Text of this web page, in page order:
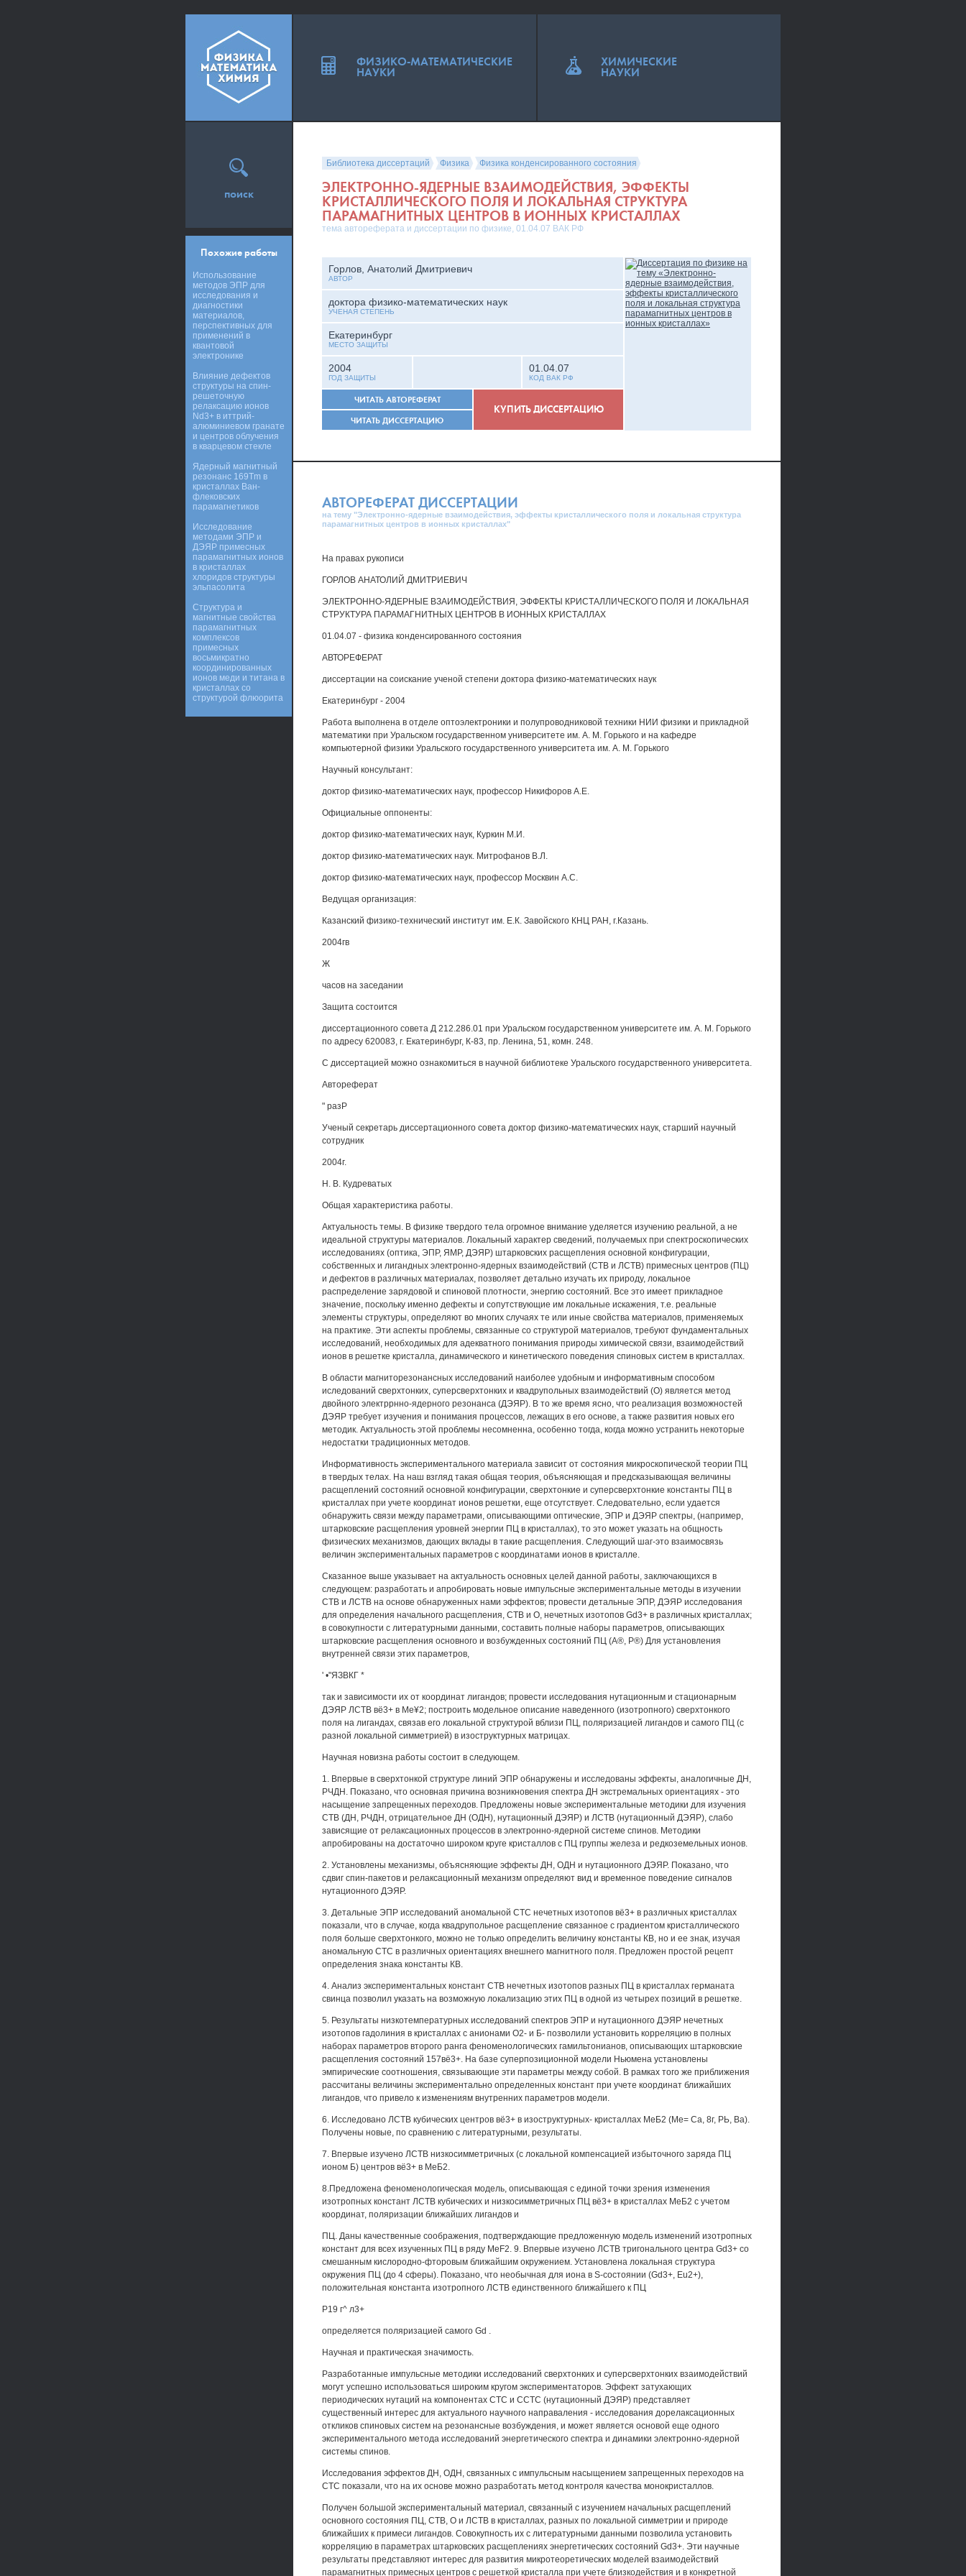
Библиотека диссертаций Физика Физика конденсированного состояния
ЭЛЕКТРОННО-ЯДЕРНЫЕ ВЗАИМОДЕЙСТВИЯ, ЭФФЕКТЫ
КРИСТАЛЛИЧЕСКОГО ПОЛЯ И ЛОКАЛЬНАЯ СТРУКТУРА
ПАРАМАГНИТНЫХ ЦЕНТРОВ В ИОННЫХ КРИСТАЛЛАХ
тема автореферата и диссертации по физике, 01.04.07 ВАК РФ
Горлов, Анатолий Дмитриевич
АВТОР
доктора физико-математических наук
УЧЕНАЯ СТЕПЕНЬ
Екатеринбург
МЕСТО ЗАЩИТЫ
2004
ГОД ЗАЩИТЫ
01.04.07
КОД ВАК РФ
ЧИТАТЬ АВТОРЕФЕРАТ
ЧИТАТЬ ДИССЕРТАЦИЮ
КУПИТЬ ДИССЕРТАЦИЮ
АВТОРЕФЕРАТ ДИССЕРТАЦИИ
на тему "Электронно-ядерные взаимодействия, эффекты кристаллического поля и локальная структура
парамагнитных центров в ионных кристаллах"
На правах рукописи
ГОРЛОВ АНАТОЛИЙ ДМИТРИЕВИЧ
ЭЛЕКТРОННО-ЯДЕРНЫЕ ВЗАИМОДЕЙСТВИЯ, ЭФФЕКТЫ КРИСТАЛЛИЧЕСКОГО ПОЛЯ И ЛОКАЛЬНАЯ
СТРУКТУРА ПАРАМАГНИТНЫХ ЦЕНТРОВ В ИОННЫХ КРИСТАЛЛАХ
01.04.07 - физика конденсированного состояния
АВТОРЕФЕРАТ
диссертации на соискание ученой степени доктора физико-математических наук
Екатеринбург - 2004
Работа выполнена в отделе оптоэлектроники и полупроводниковой техники НИИ физики и прикладной
математики при Уральском государственном университете им. А. М. Горького и на кафедре
компьютерной физики Уральского государственного университета им. А. М. Горького
Научный консультант:
доктор физико-математических наук, профессор Никифоров А.Е.
Официальные оппоненты:
доктор физико-математических наук, Куркин М.И.
доктор физико-математических наук. Митрофанов В.Л.
доктор физико-математических наук, профессор Москвин А.С.
Ведущая организация:
Казанский физико-технический институт им. Е.К. Завойского КНЦ РАН, г.Казань.
2004гв
Ж
часов на заседании
Защита состоится
диссертационного совета Д 212.286.01 при Уральском государственном университете им. А. М. Горького
по адресу 620083, г. Екатеринбург, К-83, пр. Ленина, 51, комн. 248.
С диссертацией можно ознакомиться в научной библиотеке Уральского государственного университета.
Автореферат
" разР
Ученый секретарь диссертационного совета доктор физико-математических наук, старший научный
сотрудник
2004г.
Н. В. Кудреватых
Общая характеристика работы.
Актуальность темы. В физике твердого тела огромное внимание уделяется изучению реальной, а не
идеальной структуры материалов. Локальный характер сведений, получаемых при спектроскопических
исследованиях (оптика, ЭПР, ЯМР, ДЭЯР) штарковских расщепления основной конфигурации,
собственных и лигандных электронно-ядерных взаимодействий (СТВ и ЛСТВ) примесных центров (ПЦ)
и дефектов в различных материалах, позволяет детально изучать их природу, локальное
распределение зарядовой и спиновой плотности, энергию состояний. Все это имеет прикладное
значение, поскольку именно дефекты и сопутствующие им локальные искажения, т.е. реальные
элементы структуры, определяют во многих случаях те или иные свойства материалов, применяемых
на практике. Эти аспекты проблемы, связанные со структурой материалов, требуют фундаментальных
исследований, необходимых для адекватного понимания природы химической связи, взаимодействий
ионов в решетке кристалла, динамического и кинетического поведения спиновых систем в кристаллах.
В области магниторезонансных исследований наиболее удобным и информативным способом
иследований сверхтонких, суперсверхтонких и квадрупольных взаимодействий (О) является метод
двойного электррнно-ядерного резонанса (ДЭЯР). В то же время ясно, что реализация возможностей
ДЭЯР требует изучения и понимания процессов, лежащих в его основе, а также развития новых его
методик. Актуальность этой проблемы несомненна, особенно тогда, когда можно устранить некоторые
недостатки традиционных методов.
Информативность экспериментального материала зависит от состояния микроскопической теории ПЦ
в твердых телах. На наш взгляд такая общая теория, объясняющая и предсказывающая величины
расщеплений состояний основной конфигурации, сверхтонкие и суперсверхтонкие константы ПЦ в
кристаллах при учете координат ионов решетки, еще отсутствует. Следовательно, если удается
обнаружить связи между параметрами, описывающими оптические, ЭПР и ДЭЯР спектры, (например,
штарковские расщепления уровней энергии ПЦ в кристаллах), то это может указать на общность
физических механизмов, дающих вклады в такие расщепления. Следующий шаг-это взаимосвязь
величин экспериментальных параметров с координатами ионов в кристалле.
Сказанное выше указывает на актуальность основных целей данной работы, заключающихся в
следующем: разработать и апробировать новые импульсные экспериментальные методы в изучении
СТВ и ЛСТВ на основе обнаруженных нами эффектов; провести детальные ЭПР, ДЭЯР исследования
для определения начального расщепления, СТВ и О, нечетных изотопов Gd3+ в различных кристаллах;
в совокупности с литературными данными, составить полные наборы параметров, описывающих
штарковские расщепления основного и возбужденных состояний ПЦ (А®, Р®) Для установления
внутренней связи этих параметров,
' •"ЯЗВКГ *
так и зависимости их от координат лигандов; провести исследования нутационным и стационарным
ДЭЯР ЛСТВ вё3+ в Ме¥2; построить модельное описание наведенного (изотропного) сверхтонкого
поля на лигандах, связав его локальной структурой вблизи ПЦ, поляризацией лигандов и самого ПЦ (с
разной локальной симметрией) в изоструктурных матрицах.
Научная новизна работы состоит в следующем.
1. Впервые в сверхтонкой структуре линий ЭПР обнаружены и исследованы эффекты, аналогичные ДН,
РЧДН. Показано, что основная причина возникновения спектра ДН экстремальных ориентациях - это
насыщение запрещенных переходов. Предложены новые экспериментальные методики для изучения
СТВ (ДН, РЧДН, отрицательное ДН (ОДН), нутационный ДЭЯР) и ЛСТВ (нутационный ДЭЯР), слабо
зависящие от релаксационных процессов в электронно-ядерной системе спинов. Методики
апробированы на достаточно широком круге кристаллов с ПЦ группы железа и редкоземельных ионов.
2. Установлены механизмы, объясняющие эффекты ДН, ОДН и нутационного ДЭЯР. Показано, что
сдвиг спин-пакетов и релаксационный механизм определяют вид и временное поведение сигналов
нутационного ДЭЯР.
3. Детальные ЭПР исследований аномальной СТС нечетных изотопов вё3+ в различных кристаллах
показали, что в случае, когда квадрупольное расщепление связанное с градиентом кристаллического
поля больше сверхтонкого, можно не только определить величину константы КВ, но и ее знак, изучая
аномальную СТС в различных ориентациях внешнего магнитного поля. Предложен простой рецепт
определения знака константы КВ.
4. Анализ экспериментальных констант СТВ нечетных изотопов разных ПЦ в кристаллах германата
свинца позволил указать на возможную локализацию этих ПЦ в одной из четырех позиций в решетке.
5. Результаты низкотемпературных исследований спектров ЭПР и нутационного ДЭЯР нечетных
изотопов гадолиния в кристаллах с анионами О2- и Б- позволили установить корреляцию в полных
наборах параметров второго ранга феноменологических гамильтонианов, описывающих штарковские
расщепления состояний 157вё3+. На базе суперпозиционной модели Ньюмена установлены
эмпирические соотношения, связывающие эти параметры между собой. В рамках того же приближения
рассчитаны величины экспериментально определенных констант при учете координат ближайших
лигандов, что привело к изменениям внутренних параметров модели.
6. Исследовано ЛСТВ кубических центров вё3+ в изоструктурных- кристаллах МеБ2 (Ме= Са, 8г, РЬ, Ва).
Получены новые, по сравнению с литературными, результаты.
7. Впервые изучено ЛСТВ низкосимметричных (с локальной компенсацией избыточного заряда ПЦ
ионом Б) центров вё3+ в МеБ2.
8.Предложена феноменологическая модель, описывающая с единой точки зрения изменения
изотропных констант ЛСТВ кубических и низкосимметричных ПЦ вё3+ в кристаллах МеБ2 с учетом
координат, поляризации ближайших лигандов и
ПЦ. Даны качественные соображения, подтверждающие предложенную модель изменений изотропных
констант для всех изученных ПЦ в ряду MeF2. 9. Впервые изучено ЛСТВ тригонального центра Gd3+ со
смешанным кислородно-фторовым ближайшим окружением. Установлена локальная структура
окружения ПЦ (до 4 сферы). Показано, что необычная для иона в S-состоянии (Gd3+, Eu2+),
положительная константа изотропного ЛСТВ единственного ближайшего к ПЦ
Р19 г^ л3+
определяется поляризацией самого Gd .
Научная и практическая значимость.
Разработанные импульсные методики исследований сверхтонких и суперсверхтонких взаимодействий
могут успешно использоваться широким кругом экспериментаторов. Эффект затухающих
периодических нутаций на компонентах СТС и ССТС (нутационный ДЭЯР) представляет
существенный интерес для актуального научного направаления - исследования дорелаксационных
откликов спиновых систем на резонансные возбуждения, и может является основой еще одного
экспериментального метода исследований энергетического спектра и динамики электронно-ядерной
системы спинов.
Исследования эффектов ДН, ОДН, связанных с импульсным насыщением запрещенных переходов на
СТС показали, что на их основе можно разработать метод контроля качества монокристаллов.
Получен большой экспериментальный материал, связанный с изучением начальных расщеплений
основного состояния ПЦ, СТВ, О и ЛСТВ в кристаллах, разных по локальной симметрии и природе
ближайших к примеси лигандов. Совокупность их с литературными данными позволила установить
корреляцию в параметрах штарковских расщеплениях энергетических состояний Gd3+. Эти научные
результаты представляют интерес для развития микротеоретических моделей взаимодействий
парамагнитных примесных центров с решеткой кристалла при учете близкодействия и в конкретной
поиск
Похожие работы
Использование
методов ЭПР для
исследования и
диагностики
материалов,
перспективных для
применений в
квантовой
электронике
Влияние дефектов
структуры на спин-
решеточную
релаксацию ионов
Nd3+ в иттрий-
алюминиевом гранате
и центров облучения
в кварцевом стекле
Ядерный магнитный
резонанс 169Тm в
кристаллах Ван-
флековских
парамагнетиков
Исследование
методами ЭПР и
ДЭЯР примесных
парамагнитных ионов
в кристаллах
хлоридов структуры
эльпасолита
Структура и
магнитные свойства
парамагнитных
комплексов
примесных
восьмикратно
координированных
ионов меди и титана в
кристаллах со
структурой флюорита
ФИЗИКО-МАТЕМАТИЧЕСКИЕ
НАУКИ
ХИМИЧЕСКИЕ
НАУКИ